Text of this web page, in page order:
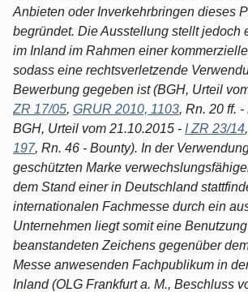
Anbieten oder Inverkehrbringen dieses
begründet. Die Ausstellung stellt jedoch
im Inland im Rahmen einer
sodass eine rechtsverletzende
Bewerbung gegeben ist (BGH, Urteil
ZR 17/05, GRUR 2010, 1103, Rn. 20 ff.
BGH, Urteil vom 21.10.2015 - I ZR 23/14,
197, Rn. 46 - Bounty). In der
geschützten Marke
dem Stand einer in Deutschland
internationalen Fachmesse durch ein
Unternehmen liegt somit eine
beanstandeten Zeichens gegenüber
Messe anwesenden Fachpublikum in
Inland (OLG Frankfurt a. M., Beschluss